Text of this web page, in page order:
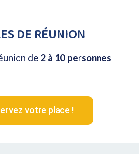
DE RÉUNION
de 2 à 10 personnes
votre place !